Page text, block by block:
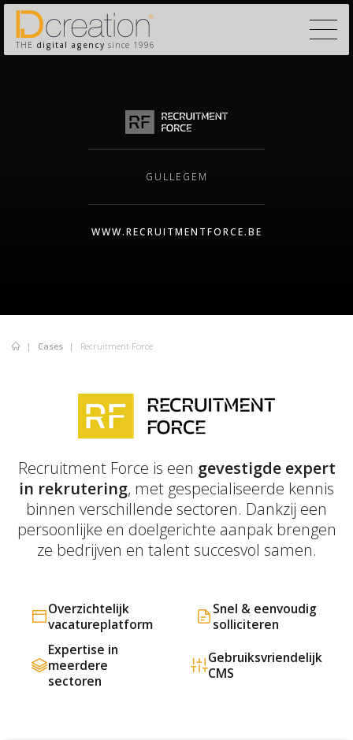
THE digital agency since 1996
GULLEGEM
WWW.RECRUITMENTFORCE.BE
Cases Recruitment Force
Recruitment Force is een gevestigde expert
in rekrutering, met gespecialiseerde kennis
binnen verschillende sectoren. Dankzij een
persoonlijke en doelgerichte aanpak brengen
ze bedrijven en talent succesvol samen.
Overzichtelijk
vacatureplatform
Snel & eenvoudig
solliciteren
Expertise in
meerdere
sectoren
Gebruiksvriendelijk
CMS